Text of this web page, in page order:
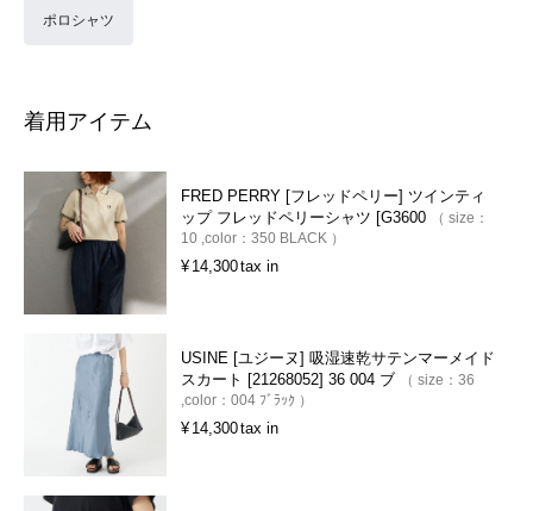
ポロシャツ
着用アイテム
FRED PERRY [フレッドペリー] ツインティ
ップ フレッドペリーシャツ [G3600
size：
10 color： 350 BLACK
¥ 14,300tax in
USINE [ユジーヌ] 吸湿速乾サテンマーメイド
スカート [21268052] 36 004 ブ
size： 36
color： 004 ﾌﾞﾗｯｸ
¥ 14,300tax in